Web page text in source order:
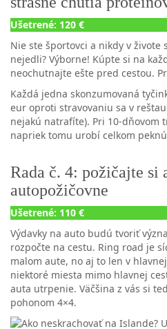
Ušetrené: 120 €
Nie ste športovci a nikdy v živote
nejedli? Výborne! Kúpte si na
neochutnajte ešte pred cestou.
Každá jedna skonzumovaná
eur oproti stravovaniu sa v
nejakú natrafíte). Pri 10-dňovom
napriek tomu urobí celkom
Rada č. 4: požičajte si
autopožičovne
Ušetrené: 110 €
Výdavky na auto budú tvoriť
rozpočte na cestu. Ring road je
malom aute, no aj to len v
niektoré miesta mimo hlavnej
auta utrpenie. Väčšina z vás si
pohonom 4×4.